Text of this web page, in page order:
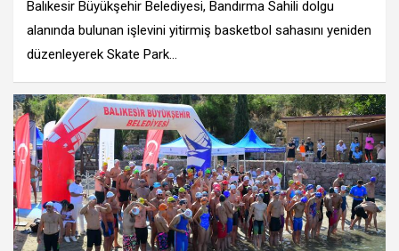
Balıkesir Büyükşehir Belediyesi, Bandırma Sahili dolgu
alanında bulunan işlevini yitirmiş basketbol sahasını yeniden
düzenleyerek Skate Park…